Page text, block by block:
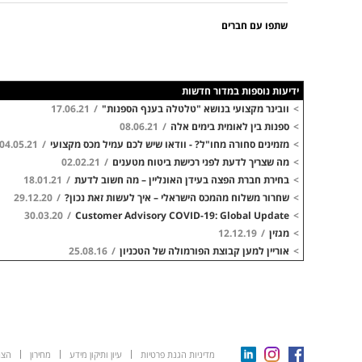
שתפו עם חברים
ידיעות נוספות במדור חדשות
> וובינר מקצועי בנושא "טלטלה בענף הספנות" /
17.06.21
> ספנות בין לאומית בימים אלה /
08.06.21
> מזמינים סחורה מחו"ל? - וודאו שיש לכם עמיל מכס מקצועי /
04.05.21
> מה שצריך לדעת לפני רכישת ביטוח מטענים /
02.02.21
> בחירת חברת הפצה בעידן האונליין – מה חשוב לדעת /
18.01.21
> שחרור משלוח מהמכס הישראלי – איך לעשות זאת נכון? /
29.12.20
>
Customer Advisory COVID-19: Global Update
/
30.03.20
> מגזין /
12.12.19
> אוריין למען קבוצת הפורמולה של הטכניון /
25.08.16
Facebook
Instagram
Linkedinמדיניות הגנת פרטיות עיון ותיקון מידע מחירון